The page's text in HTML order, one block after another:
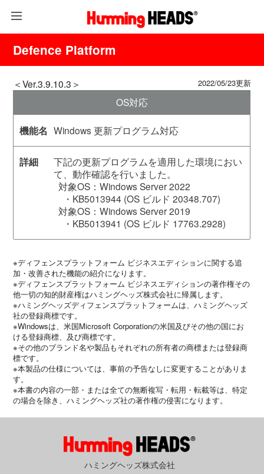
Defence Platform
＜Ver.3.9.10.3＞ 2022/05/23更新
OS対応
Windows 更新プログラム対応
下記の更新プログラムを適用した環境におい
て、動作確認を行いました。
対象OS：Windows Server 2022
・KB5013944 (OS ビルド 20348.707)
対象OS：Windows Server 2019
・KB5013941 (OS ビルド 17763.2928)
※ディフェンスプラットフォーム ビジネスエディションに関する追
加・改善された機能の紹介になります。
※ディフェンスプラットフォーム ビジネスエディションの著作権その
他一切の知的財産権はハミングヘッズ株式会社に帰属します。
※ハミングヘッズディフェンスプラットフォームは、ハミングヘッズ
社の登録商標です。
※Windowsは、米国Microsoft Corporationの米国及びその他の国にお
ける登録商標、及び商標です。
※その他のブランド名や製品もそれぞれの所有者の商標または登録商
標です。
※本製品の仕様については、事前の予告なしに変更することがありま
す。
※本書の内容の一部・または全ての無断複写・転用・転載等は、特定
の場合を除き、ハミングヘッズ社の著作権の侵害になります。
ハミングヘッズ株式会社